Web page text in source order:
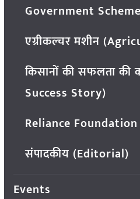
Government
एग्रीकल्चर मशीन
किसानों की सफलता की
Success Story)
Reliance
संपादकीय (Editorial)
Events